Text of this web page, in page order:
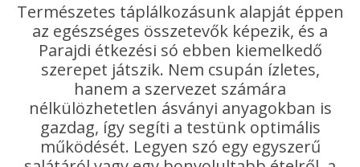
Természetes táplálkozásunk alapját éppen
az egészséges összetevők képezik, és a
Parajdi étkezési só ebben kiemelkedő
szerepet játszik. Nem csupán ízletes,
hanem a szervezet számára
nélkülözhetetlen ásványi anyagokban is
gazdag, így segíti a testünk optimális
működését. Legyen szó egy egyszerű